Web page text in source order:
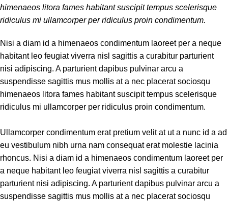
himenaeos litora fames habitant suscipit tempus scelerisque
ridiculus mi ullamcorper per ridiculus proin condimentum.
Nisi a diam id a himenaeos condimentum laoreet per a neque
habitant leo feugiat viverra nisl sagittis a curabitur parturient
nisi adipiscing. A parturient dapibus pulvinar arcu a
suspendisse sagittis mus mollis at a nec placerat sociosqu
himenaeos litora fames habitant suscipit tempus scelerisque
ridiculus mi ullamcorper per ridiculus proin condimentum.
Ullamcorper condimentum erat pretium velit at ut a nunc id a ad
eu vestibulum nibh urna nam consequat erat molestie lacinia
rhoncus. Nisi a diam id a himenaeos condimentum laoreet per
a neque habitant leo feugiat viverra nisl sagittis a curabitur
parturient nisi adipiscing. A parturient dapibus pulvinar arcu a
suspendisse sagittis mus mollis at a nec placerat sociosqu